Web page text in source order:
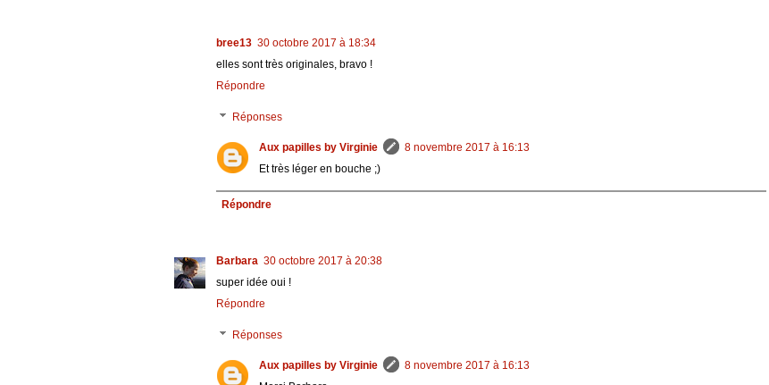
bree13 30 octobre 2017 à 18:34
elles sont très originales, bravo !
Répondre
Réponses
Aux papilles by Virginie
8 novembre 2017 à 16:13
Et très léger en bouche ;)
Répondre
Barbara 30 octobre 2017 à 20:38
super idée oui !
Répondre
Réponses
Aux papilles by Virginie
8 novembre 2017 à 16:13